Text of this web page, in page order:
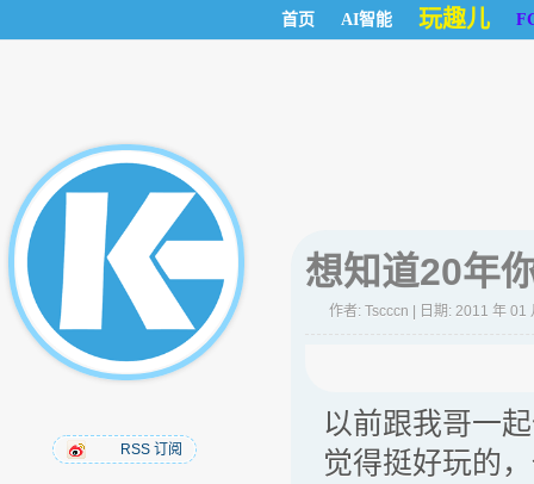
首页 AI智能 玩趣儿
RSS 订阅
想知道20年
作者: Tscccn | 日期: 2011 年
以前跟我哥一
觉得挺好玩的